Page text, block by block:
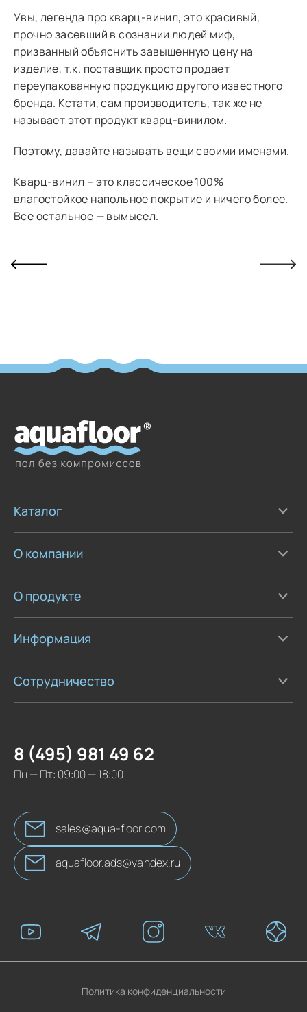
Увы, легенда про кварц-винил, это красивый,
прочно засевший в сознании людей миф,
призванный объяснить завышенную цену на
изделие, т.к. поставщик просто продает
переупакованную продукцию другого известного
бренда. Кстати, сам производитель, так же не
называет этот продукт кварц-винилом.
Поэтому, давайте называть вещи своими именами.
Кварц-винил – это классическое 100%
влагостойкое напольное покрытие и ничего более.
Все остальное — вымысел.
Каталог
О компании
О продукте
Информация
Сотрудничество
8 (495) 981 49 62
Пн — Пт: 09:00 — 18:00
sales@aqua-floor.com
aquafloor.ads@yandex.ru
Политика конфиденциальности